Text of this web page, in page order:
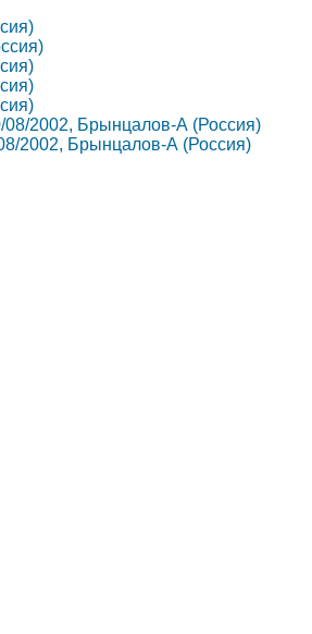
08/2002, Брынцалов-А (Россия)
2002, Брынцалов-А (Россия)